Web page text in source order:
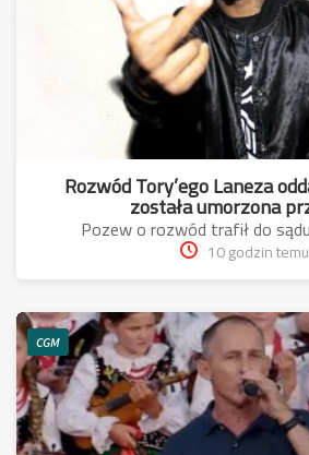
Rozwód Tory’ego Laneza
została umorzona
Pozew o rozwód trafił do
10 godzin temu
CGM